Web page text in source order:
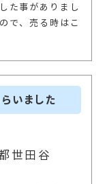
た事がありまし
で、売る時はこ
いました
世田谷